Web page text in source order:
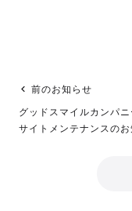
前のお知らせ
グッドスマイルカンパニ
サイトメンテナンスのお